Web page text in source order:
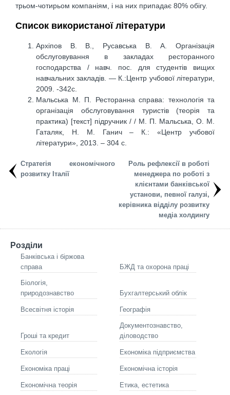
трьом-чотирьом компаніям, і на них припадає 80% обігу.
Список використаної літератури
Архіпов В. В., Русавська В. А. Організація
обслуговування в закладах ресторанного
господарства / навч. пос. для студентів вищих
навчальних закладів. — К.:Центр учбової літератури,
2009. -342с.
Мальська М. П. Ресторанна справа: технологія та
організація обслуговування туристів (теорія та
практика) [текст] підручник / / М. П. Мальська, О. М.
Гаталяк, Н. М. Ганич – К.: «Центр учбової
літератури», 2013. – 304 с.
Стратегія економічного
розвитку Італії
Роль рефлексії в роботі
менеджера по роботі з
клієнтами банківської
установи, певної галузі,
керівника відділу розвитку
медіа холдингу
Розділи
Банківська і біржова
справа
БЖД та охорона праці
Біологія,
природознавство
Бухгалтерський облік
Всесвітня історія Географія
Гроші та кредит
Документознавство,
діловодство
Екологія Економіка підприємства
Економіка праці Економічна історія
Економічна теорія Етика, естетика